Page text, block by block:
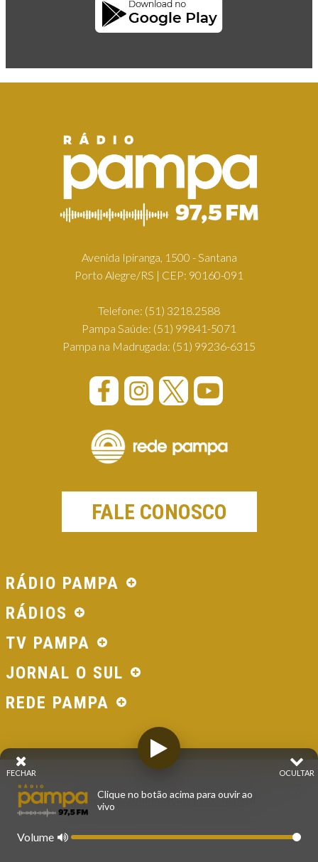
Avenida Ipiranga, 1500 - Santana
Porto Alegre/RS | CEP: 90160-091
Telefone: (51) 3218.2588
Pampa Saúde: (51) 99841-5071
Pampa na Madrugada: (51) 99236-6315
FALE CONOSCO
RÁDIO PAMPA
RÁDIOS
TV PAMPA
JORNAL O SUL
REDE PAMPA
© 2026 - Direitos Reservados - Rádio Pampa - Rede
Pampa de Comunicação | RS - Brasil.
OCULTAR
FECHAR
Clique no botão acima para ouvir ao
vivo
Volume